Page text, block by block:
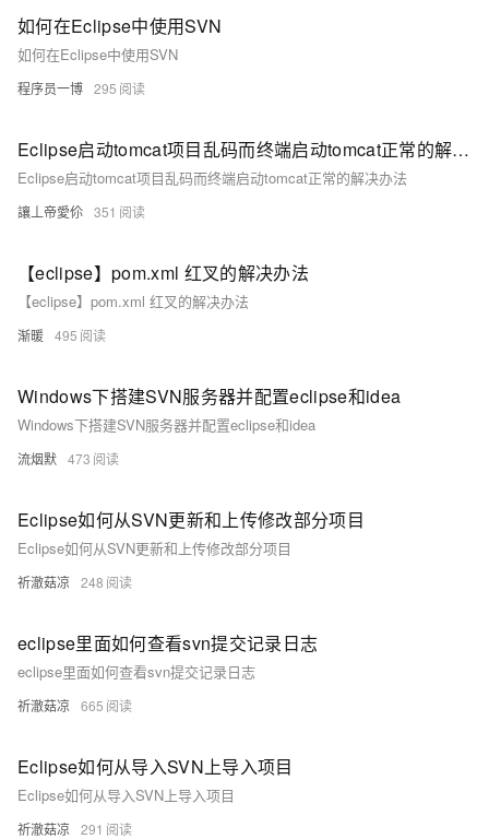
如何在Eclipse中使用SVN
如何在Eclipse中使用SVN
程序员一博 295
Eclipse启动tomcat项目乱码而终端启动tomcat正常的解决办法
Eclipse启动tomcat项目乱码而终端启动tomcat正常的解决办法
讓丄帝愛伱 351
【eclipse】pom.xml 红叉的解决办法
【eclipse】pom.xml 红叉的解决办法
渐暖 495
Windows下搭建SVN服务器并配置eclipse和idea
Windows下搭建SVN服务器并配置eclipse和idea
流烟默 473
Eclipse如何从SVN更新和上传修改部分项目
Eclipse如何从SVN更新和上传修改部分项目
祈澈菇凉 248
eclipse里面如何查看svn提交记录日志
eclipse里面如何查看svn提交记录日志
祈澈菇凉 665
Eclipse如何从导入SVN上导入项目
Eclipse如何从导入SVN上导入项目
祈澈菇凉 291